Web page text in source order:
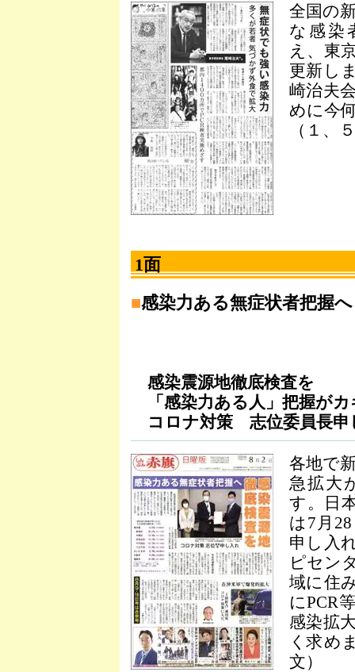
全国の
な感染
え、東
更新し
崎治夫
めに今
（１、
1面
■感染力ある無症状者把握へ
感染震源地徹底検査を
「感染力ある人」把握がカ
コロナ対策 志位委員長申
各地で
急拡大
す。日
は7月
申し入
ピセン
域に住
にPCR
感染拡
く求め
文）